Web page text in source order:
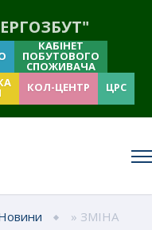
КАБІНЕТ
ПОБУТОВОГО
СПОЖИВАЧА
КОЛ-ЦЕНТР ЦРС
» ЗМІНА